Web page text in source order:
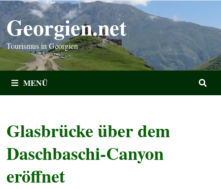
Zum
Inhalt
springen
Georgien.net
Tourismus in Georgien
MENÜ
Glasbrücke über dem
Daschbaschi-Canyon
eröffnet